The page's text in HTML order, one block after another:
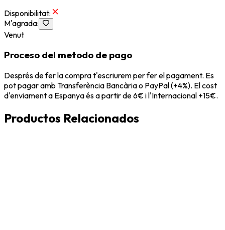
Disponibilitat:
M'agrada:
Venut
Proceso del metodo de pago
Després de fer la compra t'escriurem per fer el pagament. Es
pot pagar amb Transferència Bancària o PayPal (+4%). El cost
d'enviament a Espanya és a partir de 6€ i l'Internacional +15€.
Productos Relacionados